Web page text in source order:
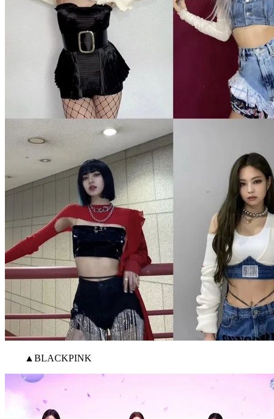
▲BLACKPINK